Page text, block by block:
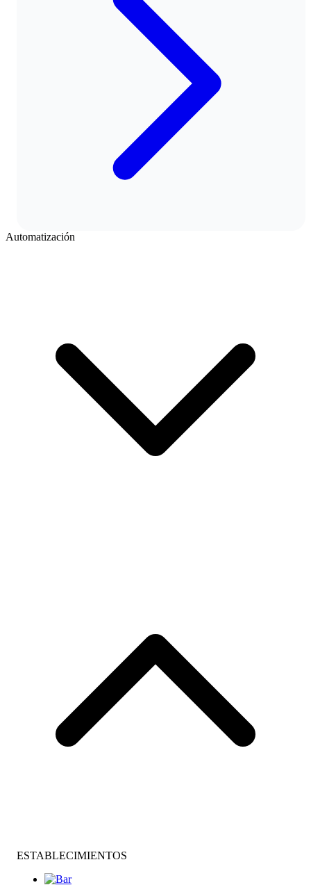
Automatización
ESTABLECIMIENTOS